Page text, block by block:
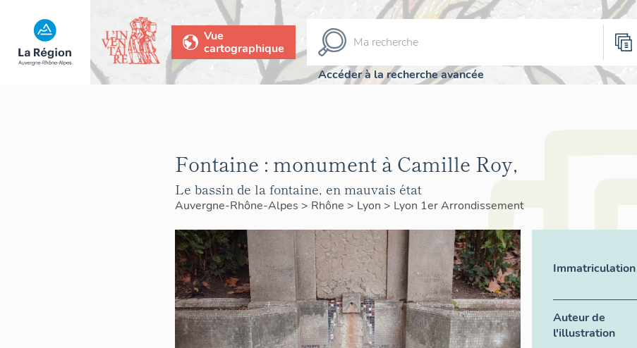
Vue
cartographique
Accéder à la recherche avancée
Fontaine : monument à Camille Roy,
Le bassin de la fontaine, en mauvais état
Auvergne-Rhône-Alpes > Rhône > Lyon > Lyon 1er Arrondissement
Immatriculation
Auteur de
l'illustration